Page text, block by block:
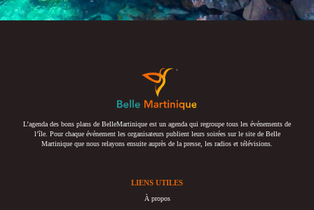
L’agenda des bons plans de BelleMartinique est un agenda qui regroupe tous les événements de
l’île. Pour chaque événement les organisateurs publient leurs soirées sur le site de Belle
Martinique que nous relayons ensuite auprès de la presse, les radios et télévisions.
LIENS UTILES
À propos